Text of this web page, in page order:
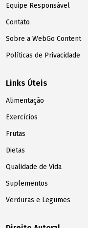
Equipe Responsável
Contato
Sobre a WebGo Content
Políticas de Privacidade
Links Úteis
Alimentação
Exercícios
Frutas
Dietas
Qualidade de Vida
Suplementos
Verduras e Legumes